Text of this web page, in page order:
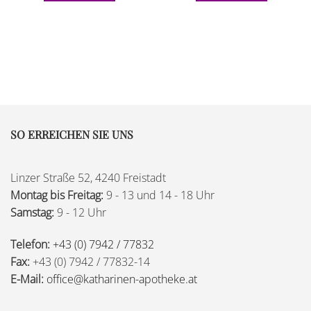
SO ERREICHEN SIE UNS
Linzer Straße 52, 4240 Freistadt
Montag bis Freitag: 9 - 13 und 14 - 18 Uhr
Samstag: 9 - 12 Uhr
Telefon: +43 (0) 7942 / 77832
Fax: +43 (0) 7942 / 77832-14
E-Mail: office@katharinen-apotheke.at